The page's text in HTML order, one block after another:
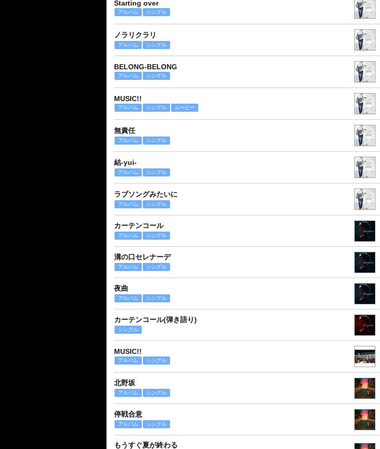
Starting over
アルバム シングル
ノラリクラリ
アルバム シングル
BELONG-BELONG
アルバム シングル
MUSIC!!
アルバム シングル ムービー
無責任
アルバム シングル
結-yui-
アルバム シングル
ラブソングみたいに
アルバム シングル
カーテンコール
アルバム シングル
溝の口セレナーデ
アルバム シングル
夜曲
アルバム シングル
カーテンコール(弾き語り)
シングル
MUSIC!!
アルバム シングル
北野坂
アルバム シングル
停戦合意
アルバム シングル
もうすぐ夏が終わる